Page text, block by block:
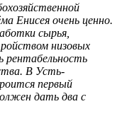
Енисея очень ценно.
сырья,
низовых
рентабельность
В Усть-
первый
дать два с